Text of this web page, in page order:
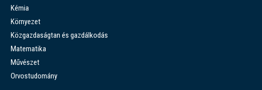
Kémia
Környezet
Közgazdaságtan és gazdálkodás
Matematika
Művészet
Orvostudomány